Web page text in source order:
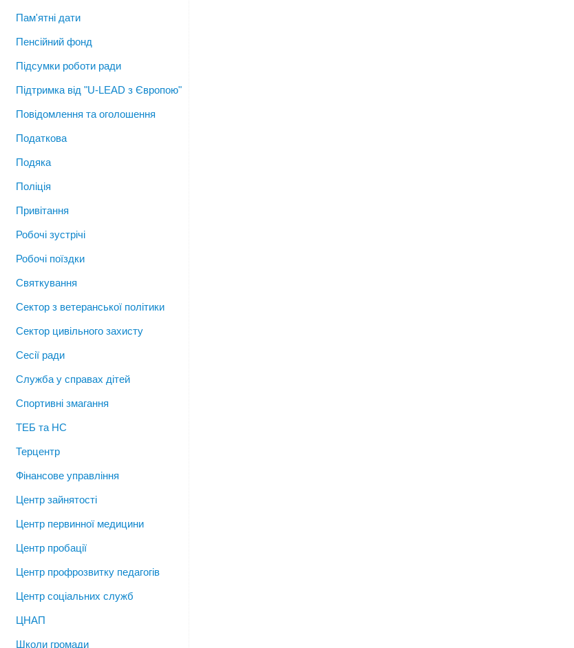
Пам'ятні дати
Пенсійний фонд
Підсумки роботи ради
Підтримка від "U-LEAD з Європою"
Повідомлення та оголошення
Податкова
Подяка
Поліція
Привітання
Робочі зустрічі
Робочі поїздки
Святкування
Сектор з ветеранської політики
Сектор цивільного захисту
Сесії ради
Служба у справах дітей
Спортивні змагання
ТЕБ та НС
Терцентр
Фінансове управління
Центр зайнятості
Центр первинної медицини
Центр пробації
Центр профрозвитку педагогів
Центр соціальних служб
ЦНАП
Школи громади